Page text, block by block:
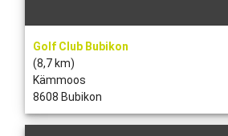
Golf Club Bubikon
(8,7 km)
Kämmoos
8608 Bubikon